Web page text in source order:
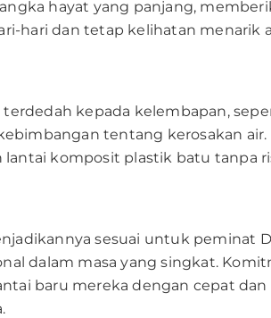
hayat yang panjang,
dan tetap kelihatan menarik
kepada kelembapan,
tentang kerosakan air.
komposit plastik batu tanpa
sesuai untuk peminat
dalam masa yang singkat.
baru mereka dengan cepat